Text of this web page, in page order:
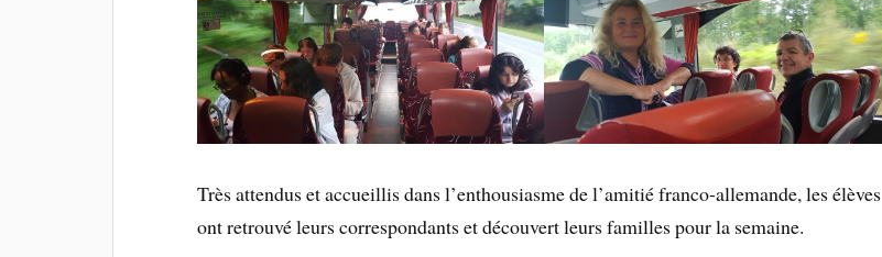
Très attendus et accueillis dans l’enthousiasme de l’amitié franco-allemande, les élèves
ont retrouvé leurs correspondants et découvert leurs familles pour la semaine.